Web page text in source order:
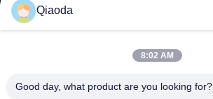
beheersing van
luchtverontreiniging
Industriële
Qiaoda
8:02 AM
Good day, what product are you looking for?